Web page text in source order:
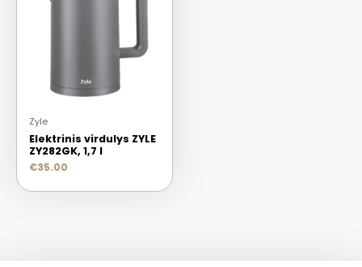
Zyle
Elektrinis virdulys ZYLE
ZY282GK, 1,7 l
€35.00